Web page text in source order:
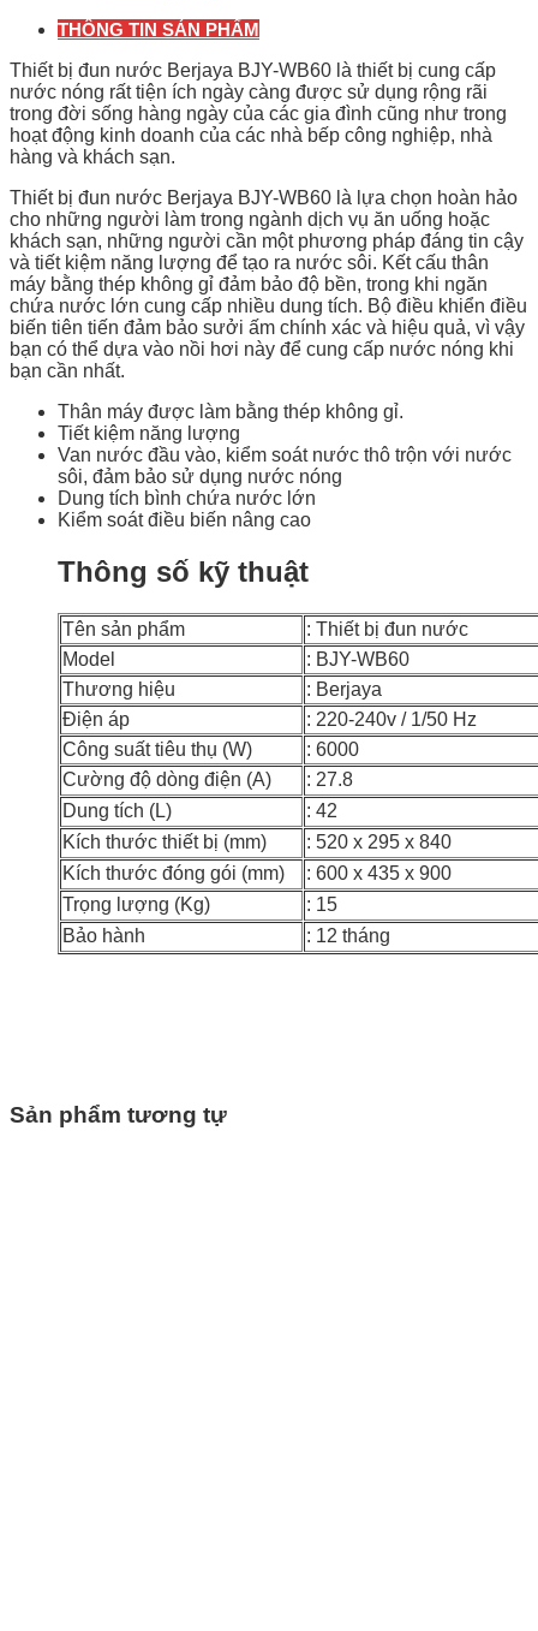
THÔNG TIN SẢN PHẨM
Thiết bị đun nước Berjaya BJY-WB60 là thiết bị cung cấp
nước nóng rất tiện ích ngày càng được sử dụng rộng rãi
trong đời sống hàng ngày của các gia đình cũng như trong
hoạt động kinh doanh của các nhà bếp công nghiệp, nhà
hàng và khách sạn.
Thiết bị đun nước Berjaya BJY-WB60 là lựa chọn hoàn hảo
cho những người làm trong ngành dịch vụ ăn uống hoặc
khách sạn, những người cần một phương pháp đáng tin cậy
và tiết kiệm năng lượng để tạo ra nước sôi. Kết cấu thân
máy bằng thép không gỉ đảm bảo độ bền, trong khi ngăn
chứa nước lớn cung cấp nhiều dung tích. Bộ điều khiển điều
biến tiên tiến đảm bảo sưởi ấm chính xác và hiệu quả, vì vậy
bạn có thể dựa vào nồi hơi này để cung cấp nước nóng khi
bạn cần nhất.
Thân máy được làm bằng thép không gỉ.
Tiết kiệm năng lượng
Van nước đầu vào, kiểm soát nước thô trộn với nước
sôi, đảm bảo sử dụng nước nóng
Dung tích bình chứa nước lớn
Kiểm soát điều biến nâng cao
Thông số kỹ thuật
Tên sản phẩm
: Thiết bị đun nước
Model
: BJY-WB60
Thương hiệu
: Berjaya
Điện áp
: 220-240v / 1/50 Hz
Công suất tiêu thụ (W)
: 6000
Cường độ dòng điện (A)
: 27.8
Dung tích (L)
: 42
Kích thước thiết bị (mm)
: 520 x 295 x 840
Kích thước đóng gói (mm)
: 600 x 435 x 900
Trọng lượng (Kg)
: 15
Bảo hành
: 12 tháng
Sản phẩm tương tự